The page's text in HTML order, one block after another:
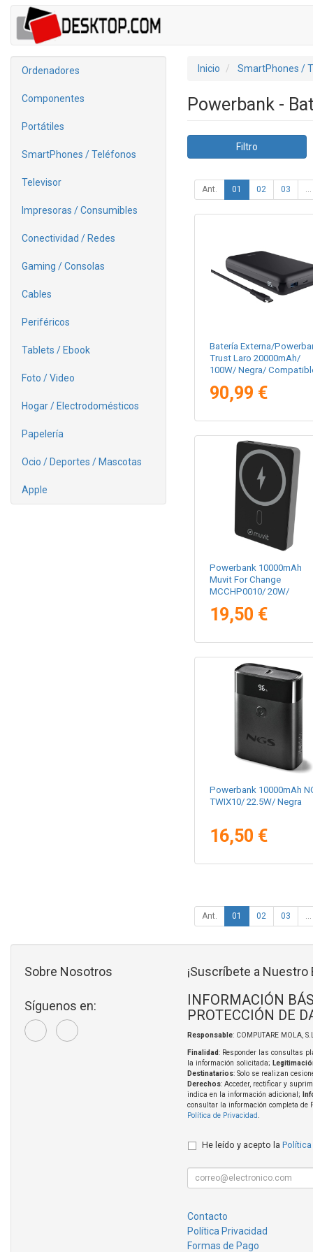
Ordenadores
Componentes
Portátiles
SmartPhones / Teléfonos
Televisor
Impresoras / Consumibles
Conectividad / Redes
Gaming / Consolas
Cables
Periféricos
Tablets / Ebook
Foto / Video
Hogar / Electrodomésticos
Papelería
Ocio / Deportes / Mascotas
Apple
Inicio SmartPhones /
Powerbank -
Filtro
Ant. 01 02 03 ...
Batería Externa/
Trust Laro 20000mAh/
100W/ Negra/
90,99 €
Powerbank 10000mAh
Muvit For Change
MCCHP0010/ 20W/
Cable USB Tipo-C
19,50 €
Powerbank 10000mAh
TWIX10/ 22.5W/ Negra
16,50 €
Ant. 01 02 03 ...
Sobre Nosotros
Síguenos en:
¡Suscríbete a Nuestro
INFORMACIÓN
PROTECCIÓN DE
Responsable: COMPUTARE MOLA,
Finalidad: Responder las consultas
la información solicitada;
Destinatarios: Solo se realizan
Derechos: Acceder, rectificar y
indica en la información adicional;
consultar la información completa de
Política de Privacidad.
He leído y acepto la Política
Contacto
Política Privacidad
Formas de Pago